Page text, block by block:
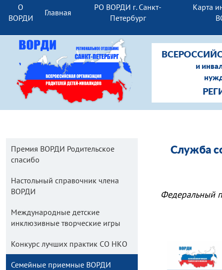
О
ВОРДИ
Главная
РО ВОРДИ г. Санкт-
Петербург
Карта
и
Федеральный
Служба
Премия ВОРДИ Родительское
спасибо
Настольный справочник члена
ВОРДИ
Международные детские
инклюзивные творческие игры
Конкурс лучших практик СО НКО
Семейные приемные ВОРДИ